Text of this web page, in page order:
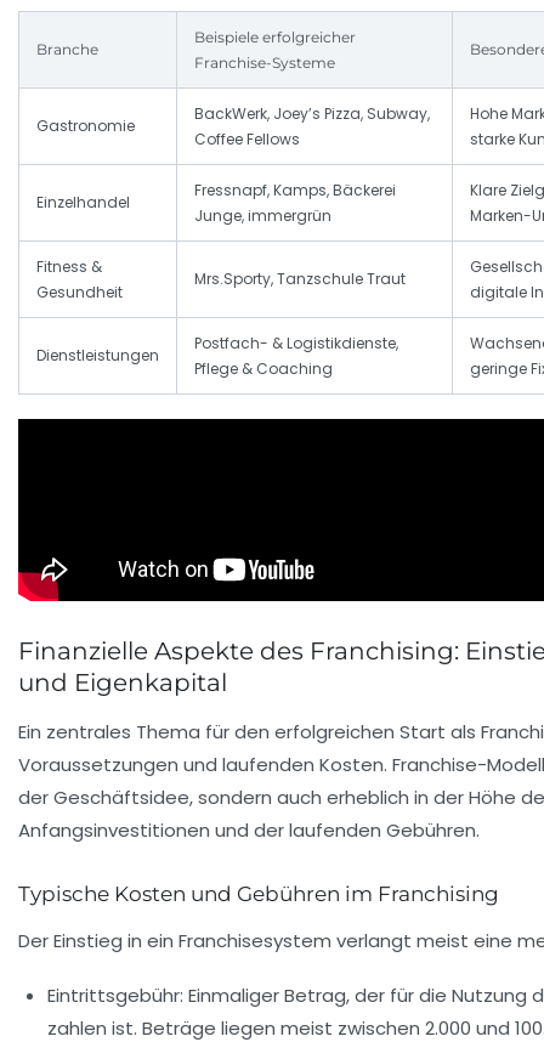
Branche
Beispiele erfolgreicher
Franchise-Systeme
Gastronomie
BackWerk, Joey’s Pizza, Subway,
Coffee Fellows
Hohe
starke
Einzelhandel
Fressnapf, Kamps, Bäckerei
Junge, immergrün
Klare
Marken-
Fitness &
Gesundheit
Mrs.Sporty, Tanzschule Traut
digitale
Dienstleistungen
Postfach- & Logistikdienste,
Pflege & Coaching
geringe
Finanzielle Aspekte des Franchising:
und Eigenkapital
Ein zentrales Thema für den erfolgreichen Start als
Voraussetzungen und laufenden Kosten. Franchise-
der Geschäftsidee, sondern auch erheblich in der Höhe
Anfangsinvestitionen und der laufenden Gebühren.
Typische Kosten und Gebühren im Franchising
Der Einstieg in ein Franchisesystem verlangt meist eine
Eintrittsgebühr: Einmaliger Betrag, der für die Nutzung
zahlen ist. Beträge liegen meist zwischen 2.000 und